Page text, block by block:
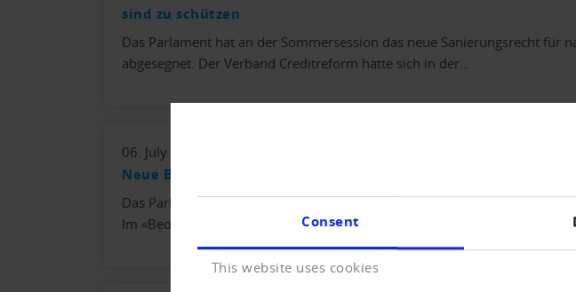
Consent
This website uses cookies
sind zu schützen
Das Parlament hat an der Sommersession das neue Sanierungsrecht für
abgesegnet. Der Verband Creditreform hatte sich in der…
06. July 2026
Neue Betreibungsregisterauskunft mit unerfüllten Versprechen
Das Parlament hat die Einführung einer gesamtschweizerischen
Im «Beobachter» wird dieser Entscheid als äusserst…